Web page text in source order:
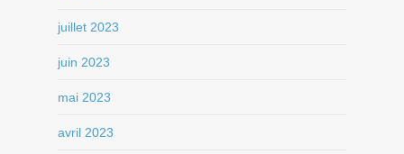
juillet 2023
juin 2023
mai 2023
avril 2023